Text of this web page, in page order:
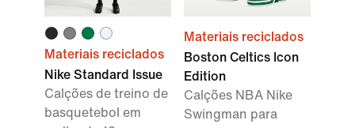
Materiais reciclados
Nike Standard Issue
Calções de treino de
basquetebol em
Materiais reciclados
Boston Celtics Icon
Edition
Calções NBA Nike
Swingman para